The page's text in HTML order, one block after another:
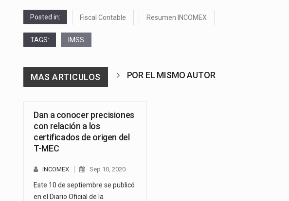
Posted in: Fiscal Contable Resumen INCOMEX
TAGS: IMSS
MAS ARTICULOS POR EL MISMO AUTOR
Dan a conocer precisiones
con relación a los
certificados de origen del
T-MEC
INCOMEX Sep 10, 2020
Este 10 de septiembre se publicó
en el Diario Oficial de la